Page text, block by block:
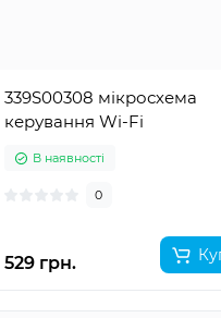
339S00308 мікросхема
керування Wi-Fi
В наявності
0
529 грн.